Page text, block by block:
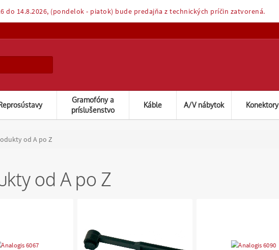
do 14.8.2026, (pondelok - piatok) bude predajňa z technických príčin zatvorená.
Gramofóny a
príslušenstvo
Káble A/V nábytok Konektory
od A po Z
od A po Z